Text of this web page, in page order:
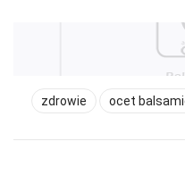
zdrowie ocet